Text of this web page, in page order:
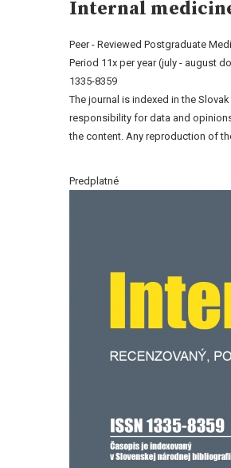
Internal
Peer - Reviewed Postgraduate
Period 11x per year (july - august
1335-8359
The journal is indexed in the
responsibility for data and
the content. Any reproduction of
Predplatné